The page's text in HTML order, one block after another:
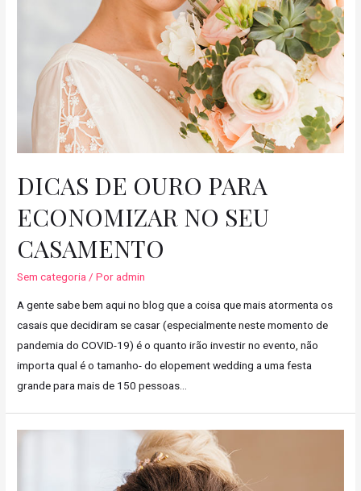
DICAS DE OURO PARA
ECONOMIZAR NO SEU
CASAMENTO
Sem categoria / Poradmin
A gente sabe bem aqui no blog que a coisa que mais atormenta os
casais que decidiram se casar (especialmente neste momento de
pandemia do COVID-19) é o quanto irão investir no evento, não
importa qual é o tamanho- do elopement wedding a uma festa
grande para mais de 150 pessoas…